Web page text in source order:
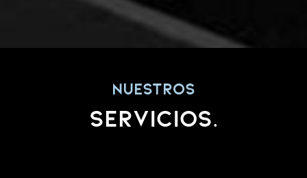
Nuestros
Servicios.